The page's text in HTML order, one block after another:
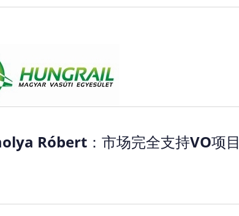
Róbert：市场完全支持VO项目